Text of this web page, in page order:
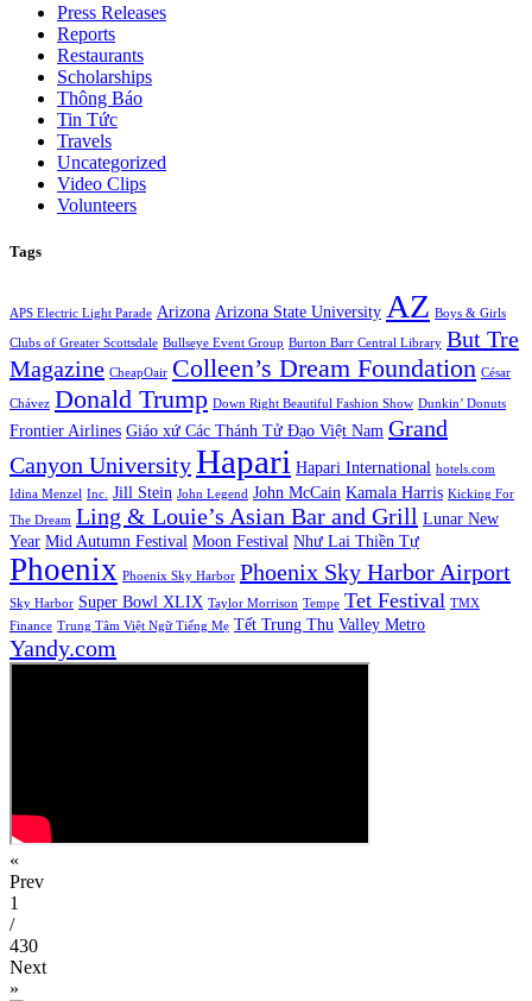
Press Releases
Reports
Restaurants
Scholarships
Thông Báo
Tin Tức
Travels
Uncategorized
Video Clips
Volunteers
Tags
APS Electric Light Parade Arizona Arizona State University AZ Boys & Girls
Clubs of Greater Scottsdale Bullseye Event Group Burton Barr Central Library But Tre
Magazine CheapOair Colleen’s Dream Foundation César
Chávez Donald Trump Down Right Beautiful Fashion Show Dunkin’ Donuts
Frontier Airlines Giáo xứ Các Thánh Tử Đạo Việt Nam Grand
Canyon UniversityHapari Hapari International hotels.com
Idina Menzel Inc. Jill Stein John Legend John McCain Kamala Harris Kicking For
The Dream Ling & Louie’s Asian Bar and Grill Lunar New
Year Mid Autumn Festival Moon Festival Như Lai Thiền Tự
Phoenix Phoenix Sky Harbor Phoenix Sky Harbor Airport
Sky Harbor Super Bowl XLIX Taylor Morrison Tempe Tet Festival TMX
Finance Trung Tâm Việt Ngữ Tiếng Mẹ Tết Trung Thu Valley Metro
Yandy.com
«
Prev
1
/
430
Next
»